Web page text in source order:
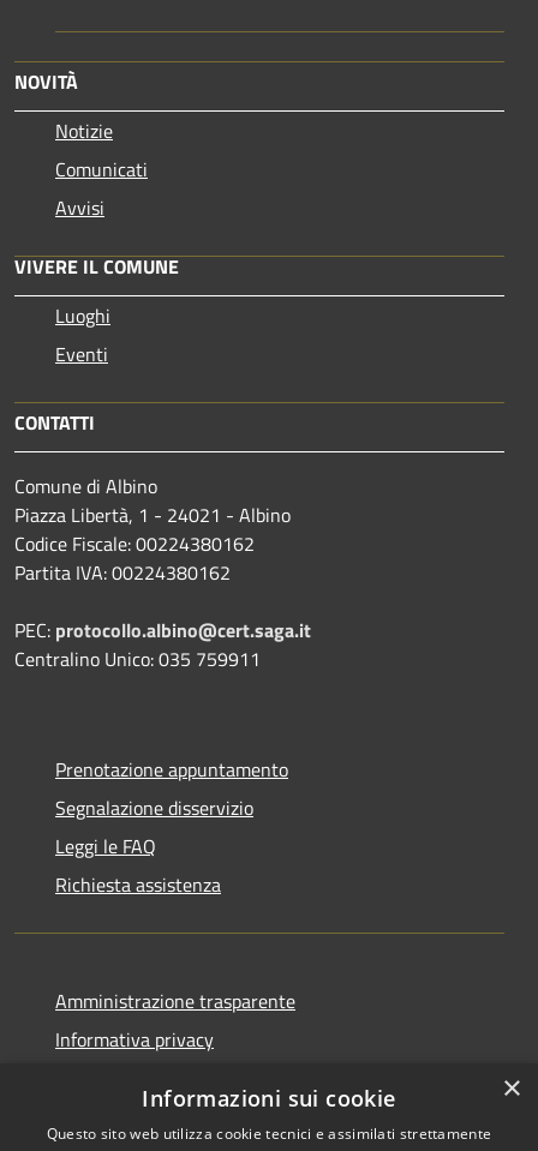
NOVITÀ
Notizie
Comunicati
Avvisi
VIVERE IL COMUNE
Luoghi
Eventi
CONTATTI
Comune di Albino
Piazza Libertà, 1 - 24021 - Albino
Codice Fiscale: 00224380162
Partita IVA: 00224380162
PEC: protocollo.albino@cert.saga.it
Centralino Unico: 035 759911
Prenotazione appuntamento
Segnalazione disservizio
Leggi le FAQ
Richiesta assistenza
Amministrazione trasparente
Informativa privacy
Dichiarazione di accessibilità
×
Informazioni sui cookie
Questo sito web utilizza cookie tecnici e assimilati strettamente